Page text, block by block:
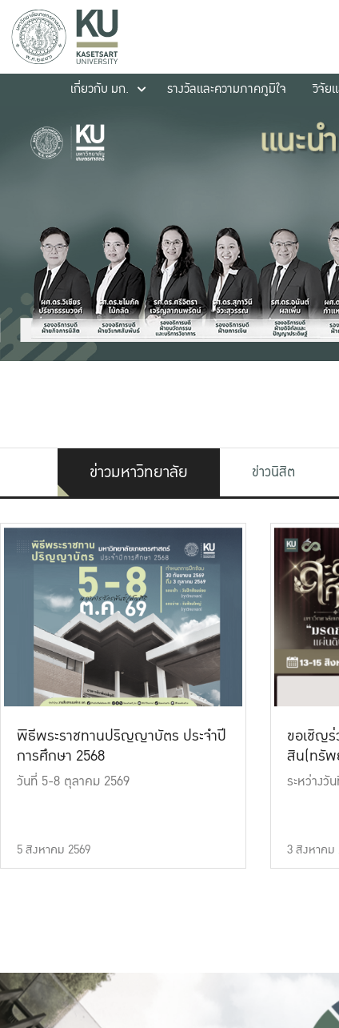
เกี่ยวกับ มก.
รางวัลและความภาคภูมิใจ วิจัย
ข่าวมหาวิทยาลัย ข่าวนิสิต
พิธีพระราชทานปริญญาบัตร ประจำปี
การศึกษา 2568
วันที่ 5-8 ตุลาคม 2569
5 สิงหาคม 2569
ขอเชิญ
สิน(ทรั
ระหว่างวั
3 สิงหาคม